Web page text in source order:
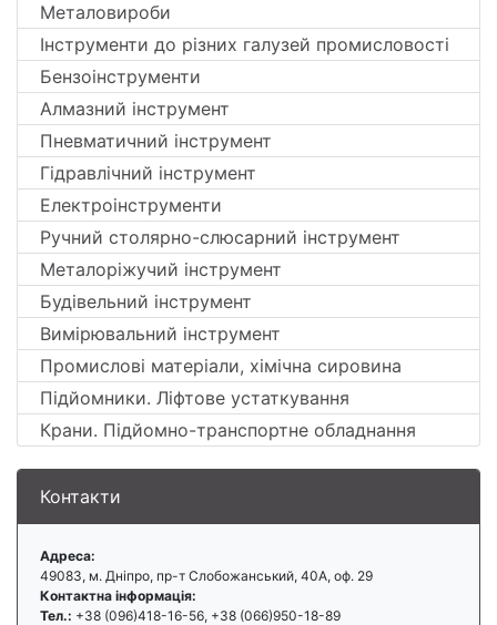
Металовироби
Інструменти до різних галузей промисловості
Бензоінструменти
Алмазний інструмент
Пневматичний інструмент
Гідравлічний інструмент
Електроінструменти
Ручний столярно-слюсарний інструмент
Металоріжучий інструмент
Будівельний інструмент
Вимірювальний інструмент
Промислові матеріали, хімічна сировина
Підйомники. Ліфтове устаткування
Крани. Підйомно-транспортне обладнання
Контакти
Адреса:
49083, м. Дніпро, пр-т Слобожанський, 40А, оф. 29
Контактна інформація:
Тел.: +38 (096)418-16-56, +38 (066)950-18-89